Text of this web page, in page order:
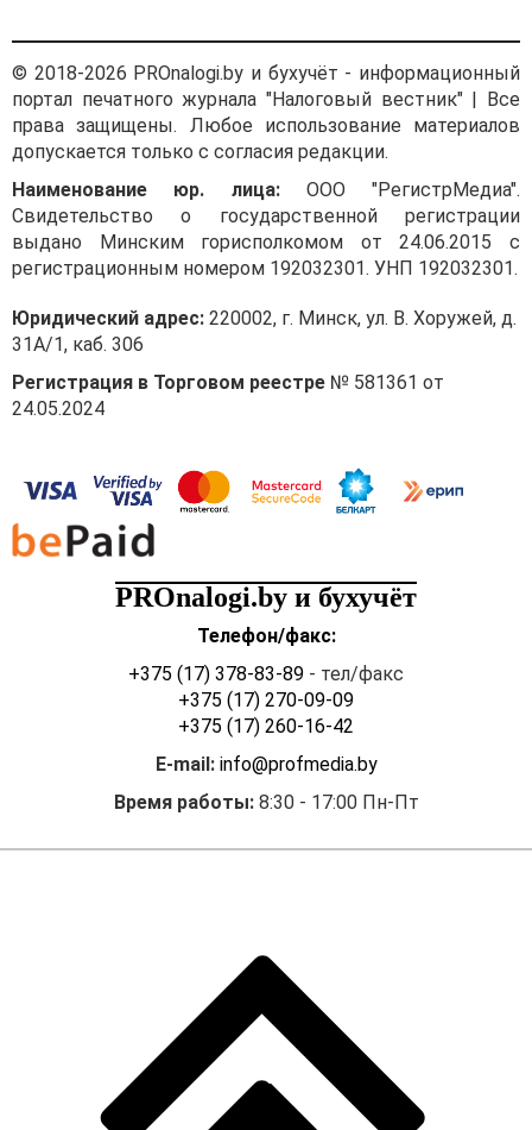
© 2018-2026 PROnalogi.by и бухучёт - информационный
портал печатного журнала "Налоговый вестник" | Все
права защищены. Любое использование материалов
допускается только с согласия редакции.
Наименование юр. лица:ООО "РегистрМедиа".
Свидетельство о государственной регистрации
выдано Минским горисполкомом от 24.06.2015 с
регистрационным номером 192032301. УНП 192032301.
Юридический адрес: 220002, г. Минск, ул. В. Хоружей, д.
31А/1, каб. 306
Регистрация в Торговом реестре № 581361 от
24.05.2024
PROnalogi.by и бухучёт
Телефон/факс:
+375 (17) 378-83-89 - тел/факс
+375 (17) 270-09-09
+375 (17) 260-16-42
E-mail: info@profmedia.by
Время работы:8:30 - 17:00 Пн-Пт